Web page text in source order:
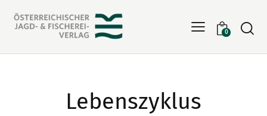
0
Lebenszyklus